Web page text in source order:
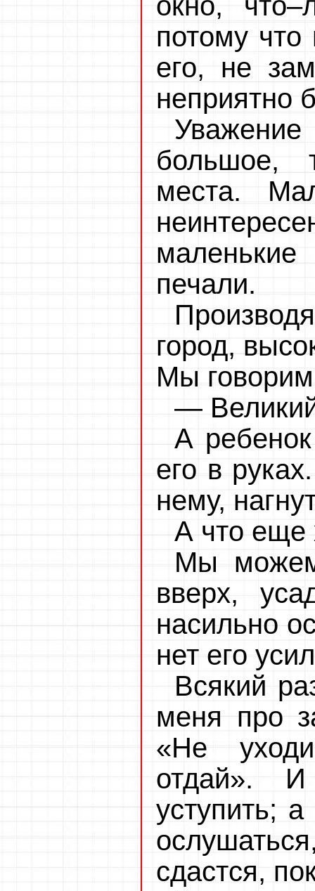
потому
его, не
неприятно
большое,
места.
маленькие
печали.
город,
Мы
— Великий
А
его в
нему,
А что еще
Мы можем
вверх,
насильно
нет его
Всякий
меня про
«Не
отдай».
уступить;
сдастся,